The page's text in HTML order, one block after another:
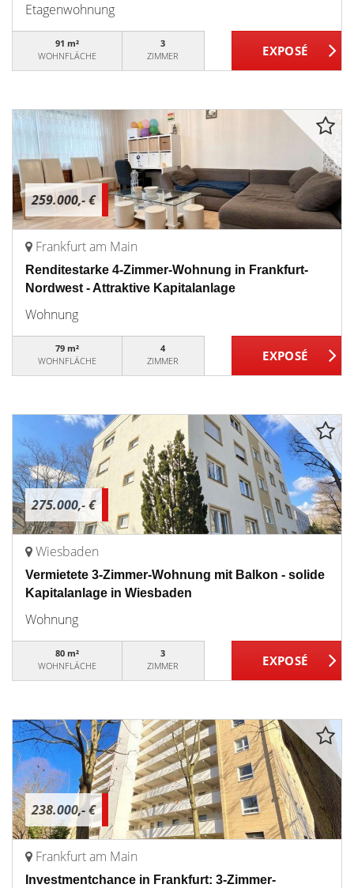
Etagenwohnung
91 m²
WOHNFLÄCHE
3
ZIMMER
259.000,- €
Frankfurt am Main
Renditestarke 4-Zimmer-Wohnung in Frankfurt-
Nordwest - Attraktive Kapitalanlage
Wohnung
79 m²
WOHNFLÄCHE
4
ZIMMER
275.000,- €
Wiesbaden
Vermietete 3-Zimmer-Wohnung mit Balkon - solide
Kapitalanlage in Wiesbaden
Wohnung
80 m²
WOHNFLÄCHE
3
ZIMMER
238.000,- €
Frankfurt am Main
Investmentchance in Frankfurt: 3-Zimmer-